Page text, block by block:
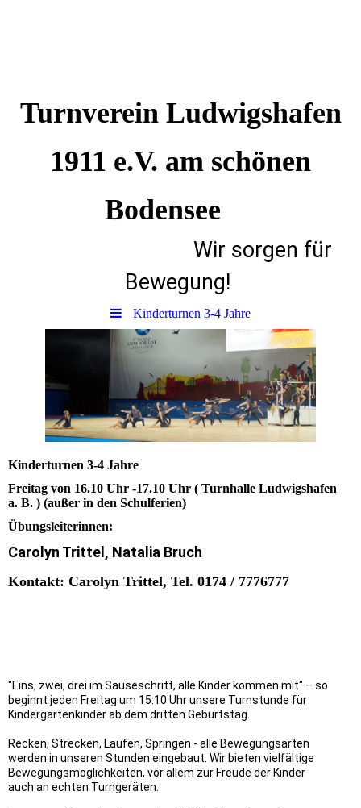
Turnverein Ludwigshafen
1911 e.V. am schönen
Bodensee
Wir sorgen für
Bewegung!
Kinderturnen 3-4 Jahre
Kinderturnen 3-4 Jahre
Freitag von 16.10 Uhr -17.10 Uhr ( Turnhalle Ludwigshafen
a. B. ) (außer in den Schulferien)
Übungsleiterinnen:
Carolyn Trittel, Natalia Bruch
Kontakt: Carolyn Trittel, Tel. 0174 / 7776777
"Eins, zwei, drei im Sauseschritt, alle Kinder kommen mit" – so
beginnt jeden Freitag um 15:10 Uhr unsere Turnstunde für
Kindergartenkinder ab dem dritten Geburtstag.
Recken, Strecken, Laufen, Springen - alle Bewegungsarten
werden in unseren Stunden eingebaut. Wir bieten vielfältige
Bewegungsmöglichkeiten, vor allem zur Freude der Kinder
auch an echten Turngeräten.